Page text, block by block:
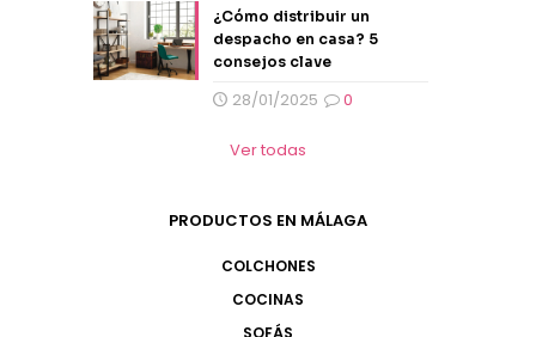
¿Cómo distribuir un
despacho en casa? 5
consejos clave
28/01/2025 0
Ver todas
PRODUCTOS EN MÁLAGA
COLCHONES
COCINAS